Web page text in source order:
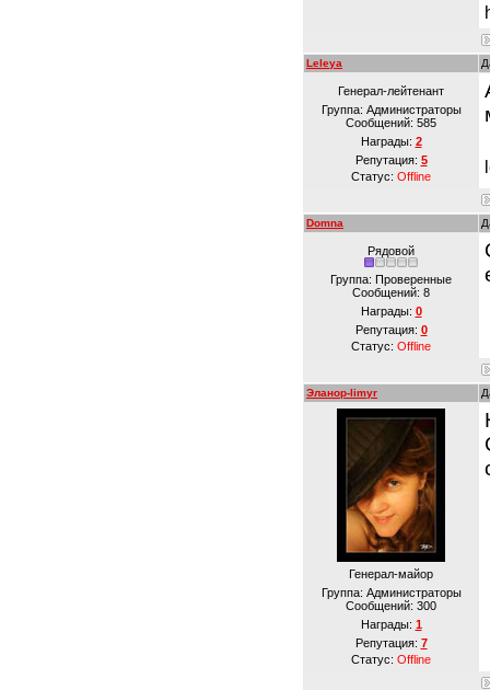
Leleya
Генерал-лейтенант
Группа: Администраторы
Сообщений: 585
Награды: 2
Репутация: 5
Статус: Offline
Domna
Рядовой
Группа: Проверенные
Сообщений: 8
Награды: 0
Репутация: 0
Статус: Offline
Эланор-limyr
Генерал-майор
Группа: Администраторы
Сообщений: 300
Награды: 1
Репутация: 7
Статус: Offline